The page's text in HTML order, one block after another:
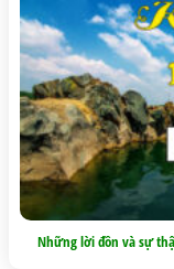
Những lời đồn và sự